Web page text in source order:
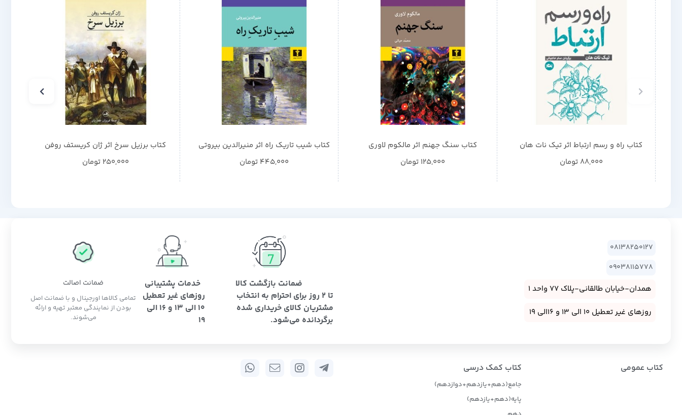
کتاب راه و رسم ارتباط اثر تیک نات هان
88,000 تومان
کتاب سنگ جهنم اثر مالکوم لاوری
125,000 تومان
کتاب شیب تاریک راه اثر منیرالدین بیروتی
445,000 تومان
کتاب برزیل سرخ اثر ژان کریستف روفن
250,000 تومان
08138250127
09038115778
همدان-خیابان طالقانی-پلاک 77 واحد 1
روزهای غیر تعطیل 10 الی 13 و 16الی 19
ضمانت بازگشت کالا
تا 2 روز برای احترام به انتخاب
مشتریان کالای خریداری شده
برگردانده می‌شود.
خدمات پشتیبانی
روزهای غیر تعطیل
10 الی 13 و 16 الی
19
ضمانت اصالت
تمامی کالاها اورجینال و با ضمانت اصل
بودن از نمایندگی معتبر تهیه و ارائه
می‌شوند.
کتاب عمومی کتاب کمک درسی
جامع(دهم+یازدهم+دوازدهم)
پایه(دهم+یازدهم)